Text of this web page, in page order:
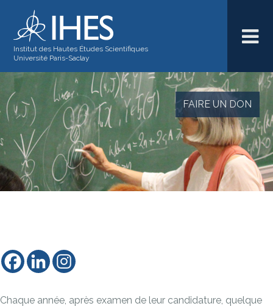
Institut des Hautes Études Scientifiques
Université Paris-Saclay
FAIRE UN DON
Chaque année, après examen de leur candidature, quelque